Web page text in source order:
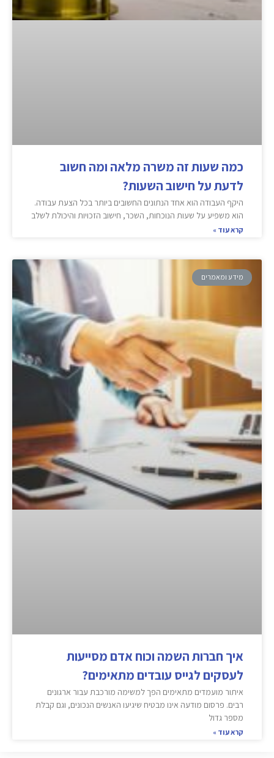
כמה שעות זה משרה מלאה ומה חשוב
לדעת על חישוב השעות?
היקף העבודה הוא אחד הנתונים החשובים ביותר בכל הצעת עבודה.
הוא משפיע על שעות הנוכחות, השכר, חישוב הזכויות והיכולת לשלב
קרא עוד »
מידע ומאמרים
איך חברות השמה וכוח אדם מסייעות
לעסקים לגייס עובדים מתאימים?
איתור מועמדים מתאימים הפך למשימה מורכבת עבור ארגונים
רבים. פרסום מודעה אינו מבטיח שיגיעו האנשים הנכונים, וגם קבלת
מספר גדול
קרא עוד »